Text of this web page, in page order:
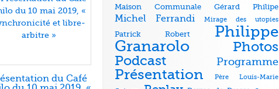
du Café
Maison Communale Gérard Philipe
Michel Ferrandi Mirage des utopies
Patrick Robert
Philippe
Granarolo
Photos
Podcast
Programme
Présentation
Père Louis-Marie